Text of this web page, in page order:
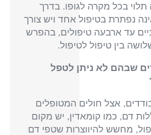
בכל מקרה לגופו. בדרך
נפתרת בטיפול אחד ויש צורך
עד ארבעה טיפולים, בהפרש
בין טיפול לטיפול.
שבהם לא ניתן לטפל
אצל חולים המטופלים
דם, כמו קומאדין, יש מקום
מחשש להיווצרות שטפי דם